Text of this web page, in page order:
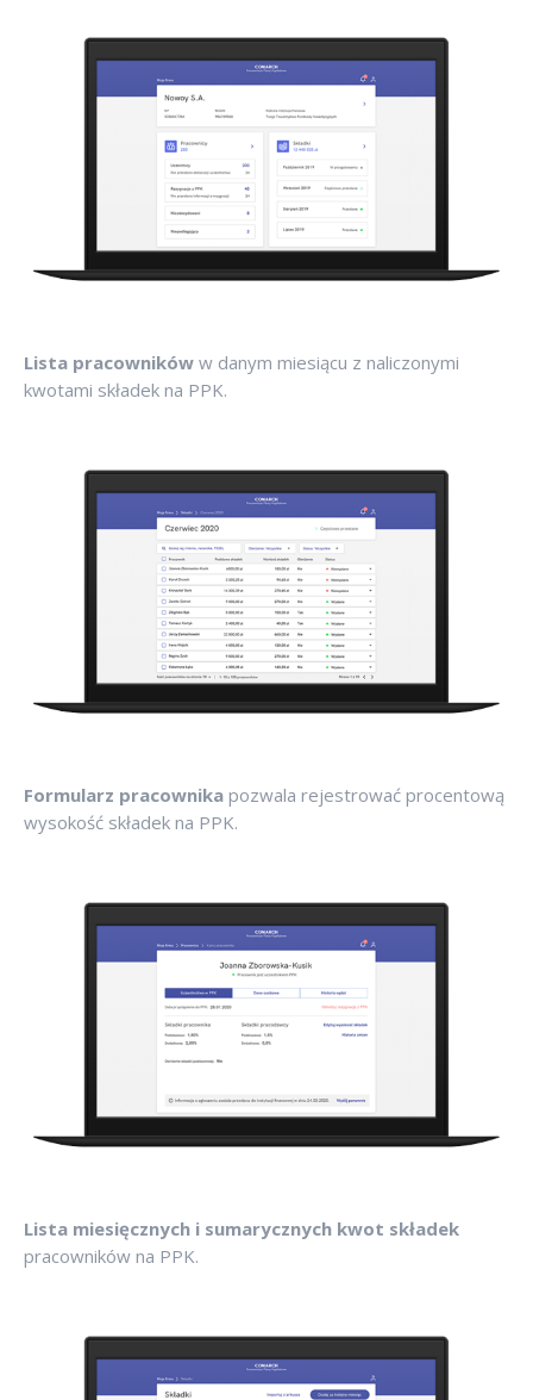
Lista pracowników w danym miesiącu z naliczonymi
kwotami składek na PPK.
Formularz pracownika pozwala rejestrować procentową
wysokość składek na PPK.
Lista miesięcznych i sumarycznych kwot składek
pracowników na PPK.